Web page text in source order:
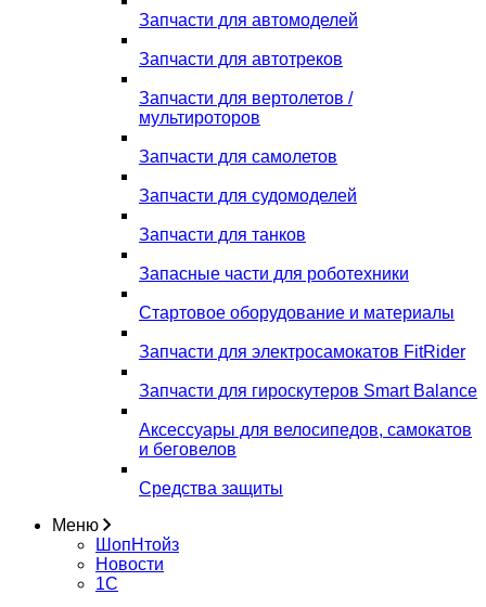
Запчасти для автомоделей
Запчасти для автотреков
Запчасти для вертолетов /
мультироторов
Запчасти для самолетов
Запчасти для судомоделей
Запчасти для танков
Запасные части для роботехники
Стартовое оборудование и материалы
Запчасти для электросамокатов FitRider
Запчасти для гироскутеров Smart Balance
Аксессуары для велосипедов, самокатов
и беговелов
Средства защиты
Меню
ШопНтойз
Новости
1C